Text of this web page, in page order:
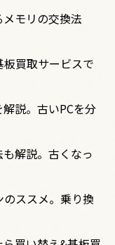
モリの交換法
買取サービスで
説。古いPCを分
解説。古くなっ
ススメ。乗り換